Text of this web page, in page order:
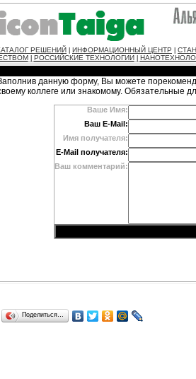
РЕШЕНИЙ ИНФОРМАЦИОННЫЙ ЦЕНТР
РОССИЙСКИЕ ТЕХНОЛОГИИ
данную форму, Вы можете
коллеге или знакомому. Обязательные
Ваше Имя:
Ваш E-Mail:
Имя получателя:
E-Mail получателя:
Ваш комментарий:
Поделиться…